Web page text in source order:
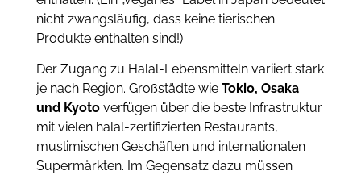
nicht zwangsläufig, dass keine tierischen
Produkte enthalten sind!)
Der Zugang zu Halal-Lebensmitteln variiert stark
je nach Region. Großstädte wie Tokio, Osaka
und Kyoto verfügen über die beste Infrastruktur
mit vielen halal-zertifizierten Restaurants,
muslimischen Geschäften und internationalen
Supermärkten. Im Gegensatz dazu müssen